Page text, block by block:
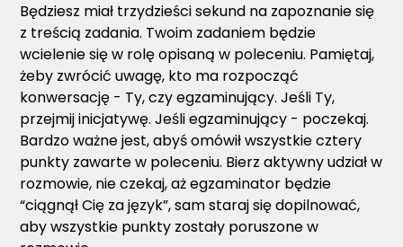
Będziesz miał trzydzieści sekund na zapoznanie się
z treścią zadania. Twoim zadaniem będzie
wcielenie się w rolę opisaną w poleceniu. Pamiętaj,
żeby zwrócić uwagę, kto ma rozpocząć
konwersację - Ty, czy egzaminujący. Jeśli Ty,
przejmij inicjatywę. Jeśli egzaminujący - poczekaj.
Bardzo ważne jest, abyś omówił wszystkie cztery
punkty zawarte w poleceniu. Bierz aktywny udział w
rozmowie, nie czekaj, aż egzaminator będzie
“ciągnął Cię za język”, sam staraj się dopilnować,
aby wszystkie punkty zostały poruszone w